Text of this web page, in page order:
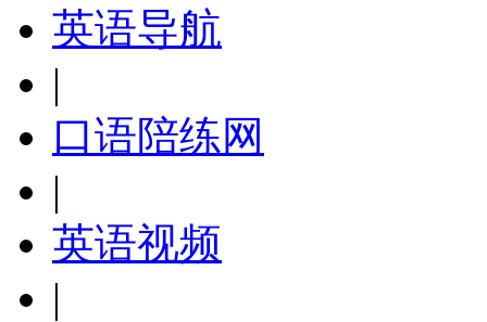
英语导航
|
口语陪练网
|
英语视频
|